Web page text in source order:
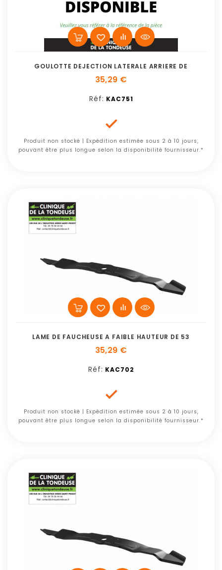
GOULOTTE DEJECTION LATERALE ARRIERE DE
35,29 €
Réf: KAC751

Produit non stocké | Expédition estimée sous 2 à 10 jours,
pouvant être plus longue selon la disponibilité fournisseur.*
LAME DE FAUCHEUSE A FAIBLE HAUTEUR DE 53
35,29 €
Réf: KAC702

Produit non stocké | Expédition estimée sous 2 à 10 jours,
pouvant être plus longue selon la disponibilité fournisseur.*